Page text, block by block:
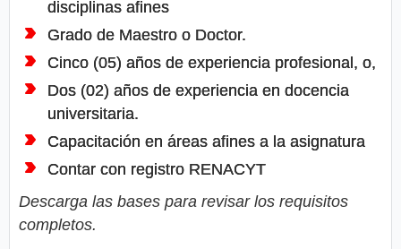
disciplinas afines
Grado de Maestro o Doctor.
Cinco (05) años de experiencia profesional, o,
Dos (02) años de experiencia en docencia
universitaria.
Capacitación en áreas afines a la asignatura
Contar con registro RENACYT
Descarga las bases para revisar los requisitos
completos.